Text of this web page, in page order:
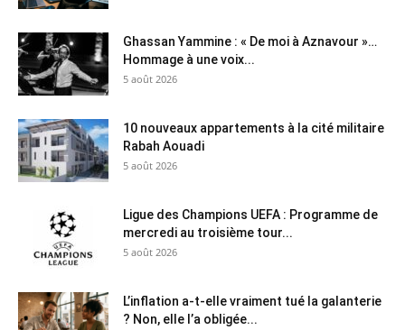
Ghassan Yammine : « De moi à Aznavour »…
Hommage à une voix...
5 août 2026
10 nouveaux appartements à la cité militaire
Rabah Aouadi
5 août 2026
Ligue des Champions UEFA : Programme de
mercredi au troisième tour...
5 août 2026
L’inflation a-t-elle vraiment tué la galanterie
? Non, elle l’a obligée...